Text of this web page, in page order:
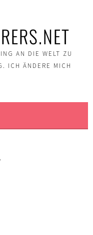
AN DIE WELT ZU
ICH ÄNDERE MICH